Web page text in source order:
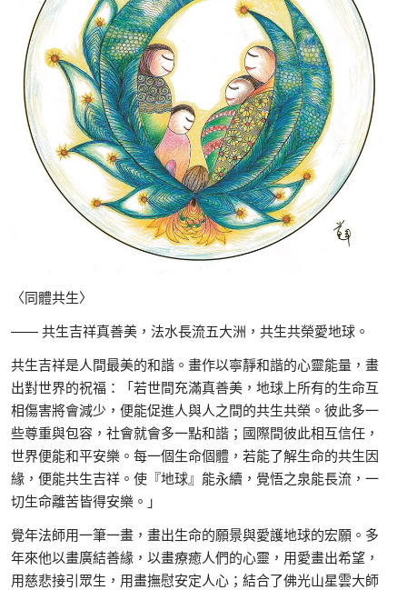
〈同體共生〉
—— 共生吉祥真善美，法水長流五大洲，共生共榮愛地球。
共生吉祥是人間最美的和諧。畫作以寧靜和諧的心靈能量，畫
出對世界的祝福：「若世間充滿真善美，地球上所有的生命互
相傷害將會減少，便能促進人與人之間的共生共榮。彼此多一
些尊重與包容，社會就會多一點和諧；國際間彼此相互信任，
世界便能和平安樂。每一個生命個體，若能了解生命的共生因
緣，便能共生吉祥。使『地球』能永續，覺悟之泉能長流，一
切生命離苦皆得安樂。」
覺年法師用一筆一畫，畫出生命的願景與愛護地球的宏願。多
年來他以畫廣結善緣，以畫療癒人們的心靈，用愛畫出希望，
用慈悲接引眾生，用畫撫慰安定人心；結合了佛光山星雲大師